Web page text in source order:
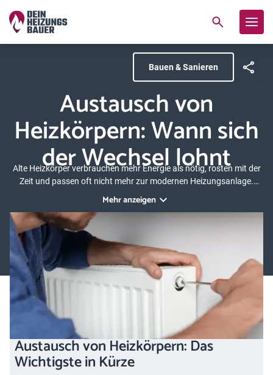
Bauen & Sanieren
Austausch von
Heizkörpern: Wann sich
der Wechsel lohnt
Alte Heizkörper verbrauchen mehr Energie als nötig, rosten mit der
Zeit und passen oft nicht mehr zur modernen Heizungsanlage.
umsteigen, stellt sich die Frage: Sollten die alten Radiatoren
weichen? Erfahren Sie hier, wann der Austausch von Heizkörpern
sinnvoll ist und worauf Sie bei der Auswahl achten sollten.
Mehr anzeigen
Austausch von Heizkörpern: Das
Wichtigste in Kürze